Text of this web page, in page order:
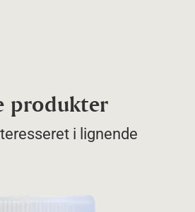
produkter
i lignende